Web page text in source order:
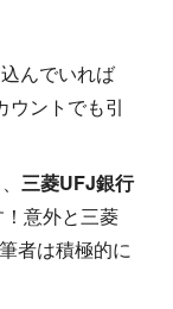
んでいれば
ウントでも引
三菱UFJ銀行
意外と三菱
者は積極的に